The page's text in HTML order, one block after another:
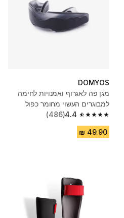
DOMYOS
מגן פה לאגרוף ואמנויות לחימה
למבוגרים העשוי מחומר כפול
4.4
4.4 out of 5 stars from 486 reviews
(486)